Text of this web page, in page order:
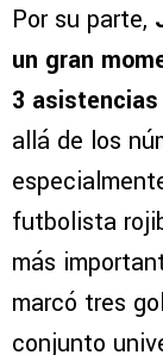
Por su parte,
un gran
3
allá de los
futbolista
más
marcó tres
conjunto